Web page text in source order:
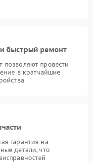
и быстрый ремонт
провести
в кратчайшие
гарантия на
детали, что